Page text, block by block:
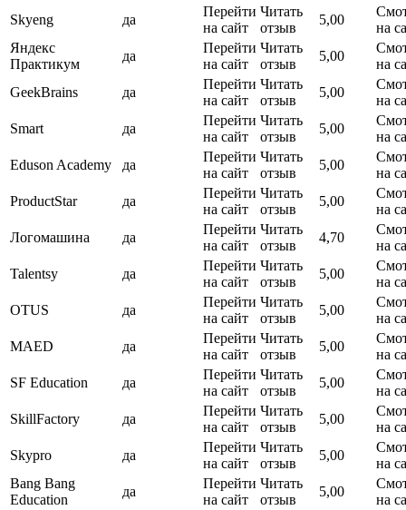
Skyeng
да
Перейти
на сайт
Читать
отзыв
5,00
на
Яндекс
Практикум
да
Перейти
на сайт
Читать
отзыв
5,00
на
GeekBrains
да
Перейти
на сайт
Читать
отзыв
5,00
на
Smart
да
Перейти
на сайт
Читать
отзыв
5,00
на
Eduson Academy
да
Перейти
на сайт
Читать
отзыв
5,00
на
ProductStar
да
Перейти
на сайт
Читать
отзыв
5,00
на
Логомашина
да
Перейти
на сайт
Читать
отзыв
4,70
на
Talentsy
да
Перейти
на сайт
Читать
отзыв
5,00
на
OTUS
да
Перейти
на сайт
Читать
отзыв
5,00
на
MAED
да
Перейти
на сайт
Читать
отзыв
5,00
на
SF Education
да
Перейти
на сайт
Читать
отзыв
5,00
на
SkillFactory
да
Перейти
на сайт
Читать
отзыв
5,00
на
Skypro
да
Перейти
на сайт
Читать
отзыв
5,00
на
Bang Bang
Education
да
Перейти
на сайт
Читать
отзыв
5,00
на